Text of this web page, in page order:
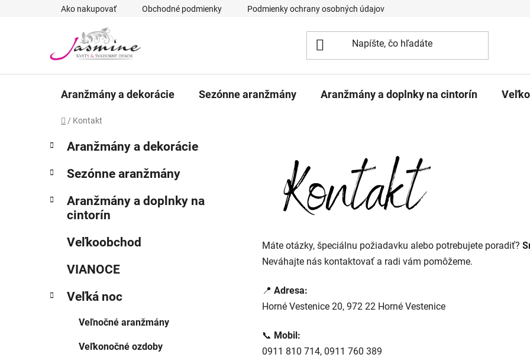
Ako nakupovať Obchodné podmienky Podmienky ochrany osobných údajov
Aranžmány a dekorácie Sezónne aranžmány Aranžmány a doplnky na cintorín
Domov
/ Kontakt
B
č
ý
kategórie
a
e
ó
Aranžmány a dekorácie
Sezónne aranžmány
Aranžmány a doplnky na
cintorín
Veľkoobchod
VIANOCE
Veľká noc
Veľnočné aranžmány
Veľkonočné ozdoby
Máte otázky, špeciálnu požiadavku alebo potrebujete poradiť?
Neváhajte nás kontaktovať a radi vám pomôžeme.
📍 Adresa:
Horné Vestenice 20, 972 22 Horné Vestenice
📞 Mobil:
0911 810 714, 0911 760 389